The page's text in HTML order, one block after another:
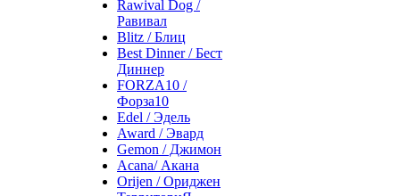
Rawival Dog /
Равивал
Blitz / Блиц
Best Dinner / Бест
Диннер
FORZA10 /
Форза10
Edel / Эдель
Award / Эвард
Gemon / Джимон
Acana/ Акана
Orijen / Ориджен